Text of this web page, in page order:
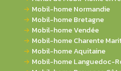
Mobil-home Normandie
Mobil-home Bretagne
Mobil-home Vendée
Mobil-home Charente
Mobil-home Aquitaine
Mobil-home Languedoc-